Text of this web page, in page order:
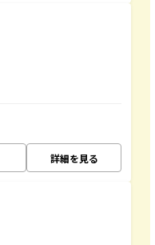
詳細を見る